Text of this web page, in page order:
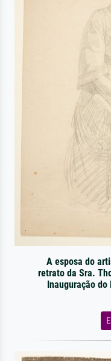
A esposa do
retrato da Sra.
Inauguração